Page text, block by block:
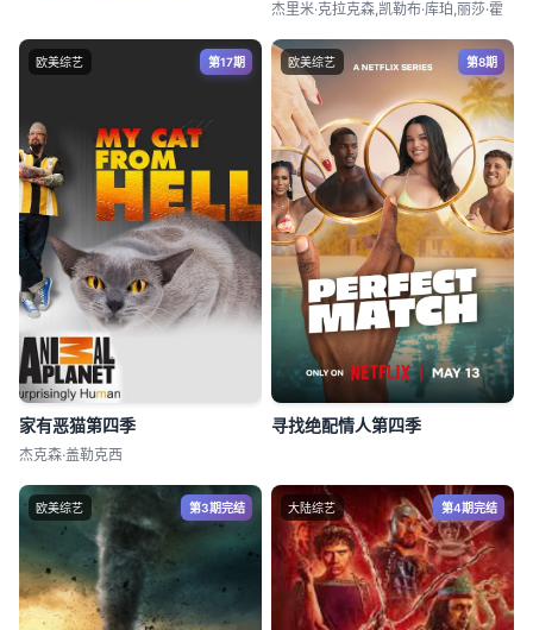
杰里米·克拉克森,凯勒布·库珀,丽莎·霍
欧美综艺 第17期
家有恶猫第四季
杰克森·盖勒克西
欧美综艺 第8期
寻找绝配情人第四季
欧美综艺 第3期完结 大陆综艺 第4期完结